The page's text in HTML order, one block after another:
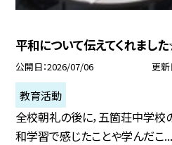
平和について伝えてくれまし
公開日 2026/07/06 更新
教育活動
全校朝礼の後に，五箇荘中学
和学習で感じたことや学んだこ...